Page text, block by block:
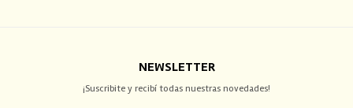
NEWSLETTER
¡Suscribite y recibí todas nuestras novedades!